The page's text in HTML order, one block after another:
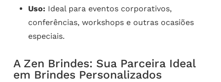
Uso: Ideal para eventos corporativos,
conferências, workshops e outras ocasiões
especiais.
A Zen Brindes: Sua Parceira Ideal
em Brindes Personalizados